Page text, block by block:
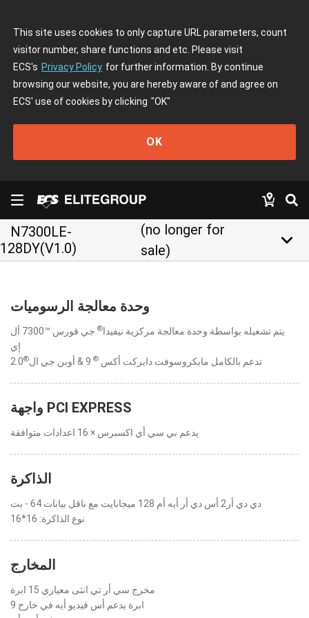
This site uses cookies to only capture URL parameters, count
visitor number, share functions and etc. Please visit
ECS's Privacy Policy for further information. By continue
browsing our website, you are hereby aware of and agree on
ECS' use of cookies by clicking "OK"
OK
N7300LE-
128DY(V1.0)
(no longer for
sale)
keyboard_arrow_down
وحدة معالجة الرسوميات
يتم تشغيله بواسطة وحدة معالجة مركزية نيفيدا®
جي فورس ™7300 أل
إي
تدعم بالكامل مايكروسوفت دايركت أكس ®
®
2.0
واجهة PCI EXPRESS
يدعم بي سي أي اكسبرس × 16 اعدادات متوافقة
الذاكرة
دي دي أر2 أس دي أر أيه أم 128 ميجابايت مع ناقل بيانات 64 - بت
نوع الذاكرة: 16*16
المخارج
مخرج سي أر تي انثى معياري 15 ابرة
9 ابرة يدعم أس فيديو أيه في خارج